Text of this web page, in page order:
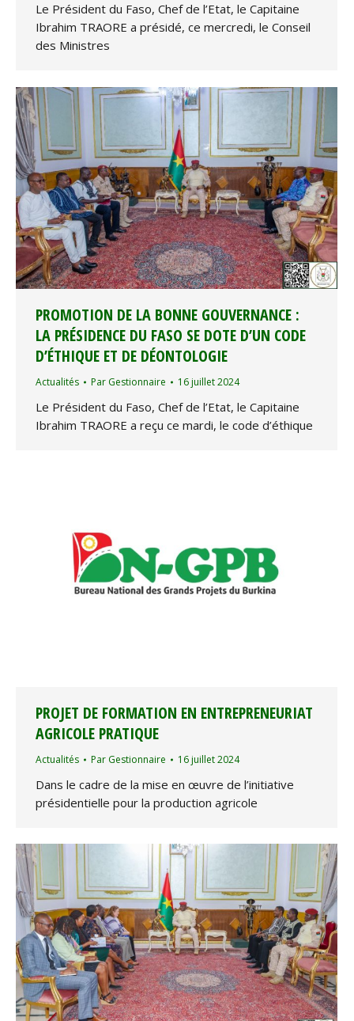
Le Président du Faso, Chef de l’Etat, le Capitaine
Ibrahim TRAORE a présidé, ce mercredi, le Conseil
des Ministres
PROMOTION DE LA BONNE GOUVERNANCE :
LA PRÉSIDENCE DU FASO SE DOTE D’UN CODE
D’ÉTHIQUE ET DE DÉONTOLOGIE
Actualités Par Gestionnaire 16 juillet 2024
Le Président du Faso, Chef de l’Etat, le Capitaine
Ibrahim TRAORE a reçu ce mardi, le code d’éthique
PROJET DE FORMATION EN ENTREPRENEURIAT
AGRICOLE PRATIQUE
Actualités Par Gestionnaire 16 juillet 2024
Dans le cadre de la mise en œuvre de l’initiative
présidentielle pour la production agricole